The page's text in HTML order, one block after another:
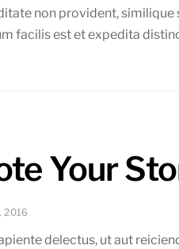
non provident,
facilis est et expedita
Your
2016
delectus, ut aut